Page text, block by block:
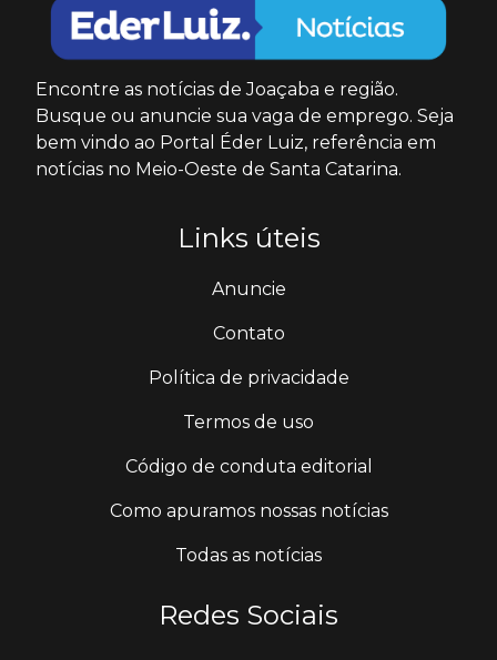
Encontre as notícias de Joaçaba e região.
Busque ou anuncie sua vaga de emprego. Seja
bem vindo ao Portal Éder Luiz, referência em
notícias no Meio-Oeste de Santa Catarina.
Links úteis
Anuncie
Contato
Política de privacidade
Termos de uso
Código de conduta editorial
Como apuramos nossas notícias
Todas as notícias
Redes Sociais